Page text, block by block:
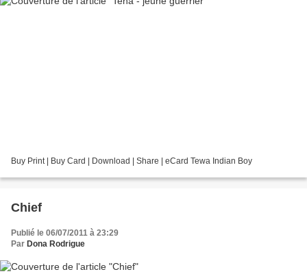
Buy Print | Buy Card | Download | Share | eCard Tewa Indian Boy
Chief
Publié le 06/07/2011 à 23:29
Par Dona Rodrigue